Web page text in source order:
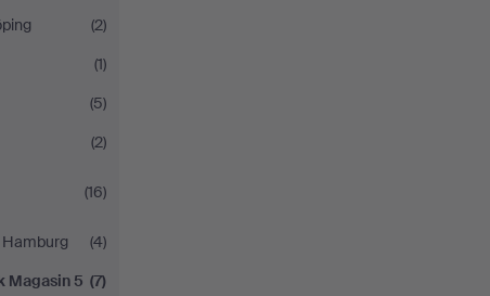
(2)
(1)
(5)
(2)
(16)
(4)
Magasin 5 (7)